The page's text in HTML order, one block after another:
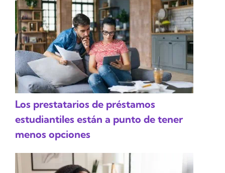
Los prestatarios de préstamos
estudiantiles están a punto de tener
menos opciones